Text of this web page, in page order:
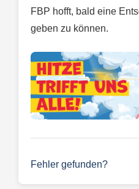
FBP hofft, bald eine
geben zu können.
Fehler gefunden?